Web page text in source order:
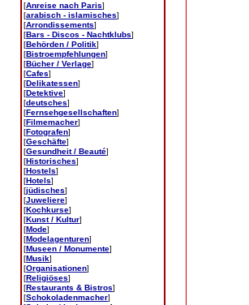
[Anreise nach Paris]
[arabisch - islamisches]
[Arrondissements]
[Bars - Discos - Nachtklubs]
[Behörden / Politik]
[Bistroempfehlungen]
[Bücher / Verlage]
[Cafes]
[Delikatessen]
[Detektive]
[deutsches]
[Fernsehgesellschaften]
[Filmemacher]
[Fotografen]
[Geschäfte]
[Gesundheit / Beauté]
[Historisches]
[Hostels]
[Hotels]
[jüdisches]
[Juweliere]
[Kochkurse]
[Kunst / Kultur]
[Mode]
[Modelagenturen]
[Museen / Monumente]
[Musik]
[Organisationen]
[Religiöses]
[Restaurants & Bistros]
[Schokoladenmacher]